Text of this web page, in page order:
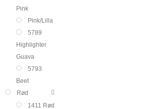
Pink
Pink/Lilla
5789
Highlighter
Guava
5793
Beet
Rød
1411 Rød